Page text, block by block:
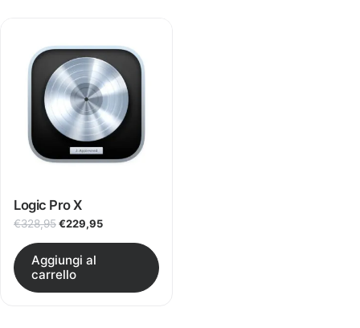
Logic Pro X
€328,95Il prezzo originale era: €328,95.
€229,95Il prezzo attuale è: €229,95.
Aggiungi al
carrello